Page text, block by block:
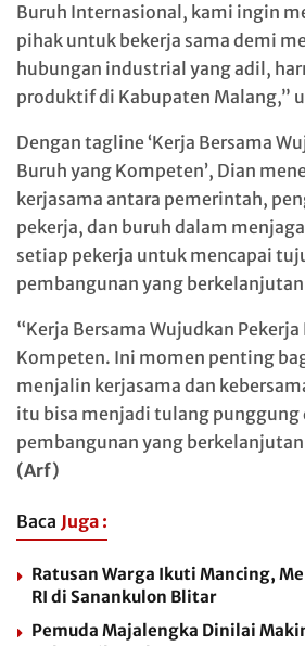
Buruh Internasional, kami ingin
pihak untuk bekerja sama demi
hubungan industrial yang adil,
produktif di Kabupaten Malang,”
Dengan tagline ‘Kerja Bersama
Buruh yang Kompeten’, Dian
kerjasama antara pemerintah,
pekerja, dan buruh dalam
setiap pekerja untuk mencapai
pembangunan yang
“Kerja Bersama Wujudkan
Kompeten. Ini momen penting
menjalin kerjasama dan
itu bisa menjadi tulang punggung
pembangunan yang
(Arf)
Baca Juga :
Ratusan Warga Ikuti Mancing,
RI di Sanankulon Blitar
Pemuda Majalengka Dinilai